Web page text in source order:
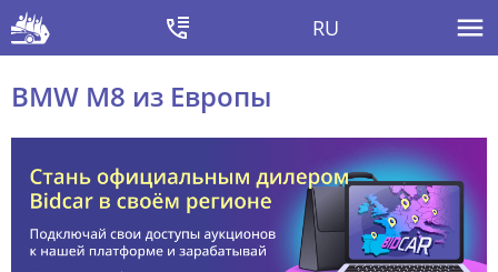
RU
BMW M8 из Европы